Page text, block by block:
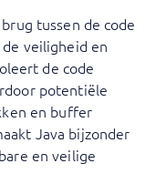
tussen de code
veiligheid en
de code
potentiële
en buffer
Java bijzonder
en veilige